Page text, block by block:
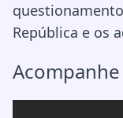
República e os